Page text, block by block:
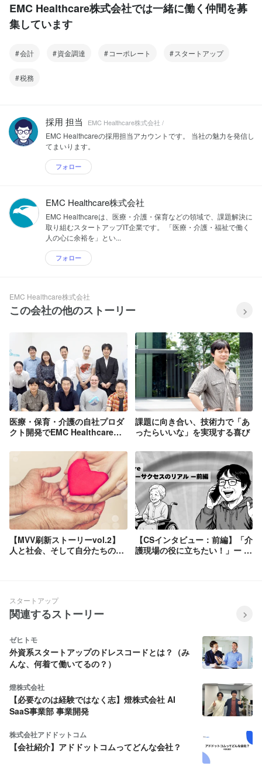
EMC Healthcare株式会社では一緒に働く仲間を募
集しています
会計 資金調達 コーポレート スタートアップ
税務
採用 担当 EMC Healthcare株式会社 /
EMC Healthcareの採用担当アカウントです。 当社の魅力を発信し
てまいります。
フォロー
EMC Healthcare株式会社
EMC Healthcareは、医療・介護・保育などの領域で、課題解決に
取り組むスタートアップIT企業です。 「医療・介護・福祉で働く
人の心に余裕を」とい...
フォロー
EMC Healthcare株式会社
この会社の他のストーリー
医療・保育・介護の自社プロダ
クト開発でEMC Healthcareが
課題に向き合い、技術力で「あ
ったらいいな」を実現する喜び
【MVV刷新ストーリーvol.2】
人と社会、そして自分たちの健
【CSインタビュー：前編】「介
護現場の役に立ちたい！」ー 広
スタートアップ
関連するストーリー
ゼヒトモ
外資系スタートアップのドレスコードとは？（み
んな、何着て働いてるの？）
燈株式会社
【必要なのは経験ではなく志】燈株式会社 AI
SaaS事業部 事業開発
株式会社アドドットコム
【会社紹介】アドドットコムってどんな会社？